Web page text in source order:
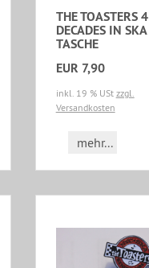
THE TOASTERS 4
DECADES IN SKA
TASCHE
EUR 7,90
inkl. 19 % USt zzgl.
Versandkosten
mehr...